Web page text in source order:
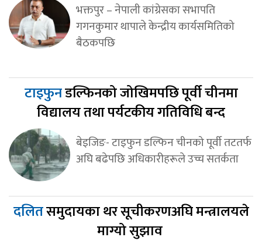
भक्तपुर – नेपाली कांग्रेसका सभापति
गगनकुमार थापाले केन्द्रीय कार्यसमितिको
बैठकपछि
टाइफुनडल्फिनको जोखिमपछि पूर्वी चीनमा
विद्यालय तथा पर्यटकीय गतिविधि बन्द
बेइजिङ- टाइफुन डल्फिन चीनको पूर्वी तटतर्फ
अघि बढेपछि अधिकारीहरूले उच्च सतर्कता
दलितसमुदायका थर सूचीकरणअघि मन्त्रालयले
माग्यो सुझाव